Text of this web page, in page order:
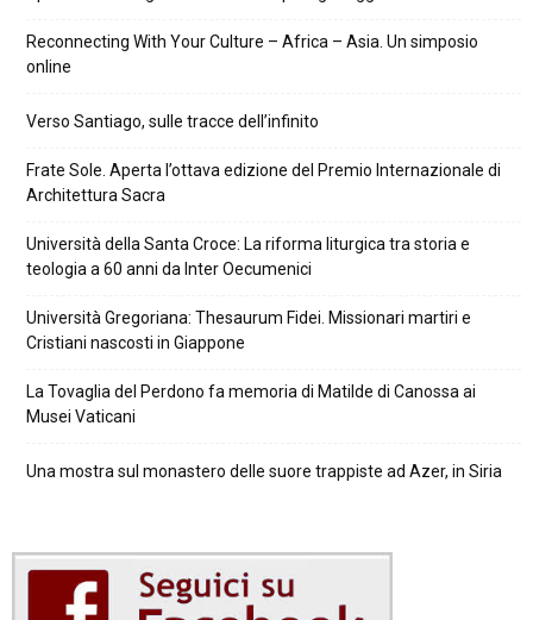
Reconnecting With Your Culture – Africa – Asia. Un simposio
online
Verso Santiago, sulle tracce dell’infinito
Frate Sole. Aperta l’ottava edizione del Premio Internazionale di
Architettura Sacra
Università della Santa Croce: La riforma liturgica tra storia e
teologia a 60 anni da Inter Oecumenici
Università Gregoriana: Thesaurum Fidei. Missionari martiri e
Cristiani nascosti in Giappone
La Tovaglia del Perdono fa memoria di Matilde di Canossa ai
Musei Vaticani
Una mostra sul monastero delle suore trappiste ad Azer, in Siria